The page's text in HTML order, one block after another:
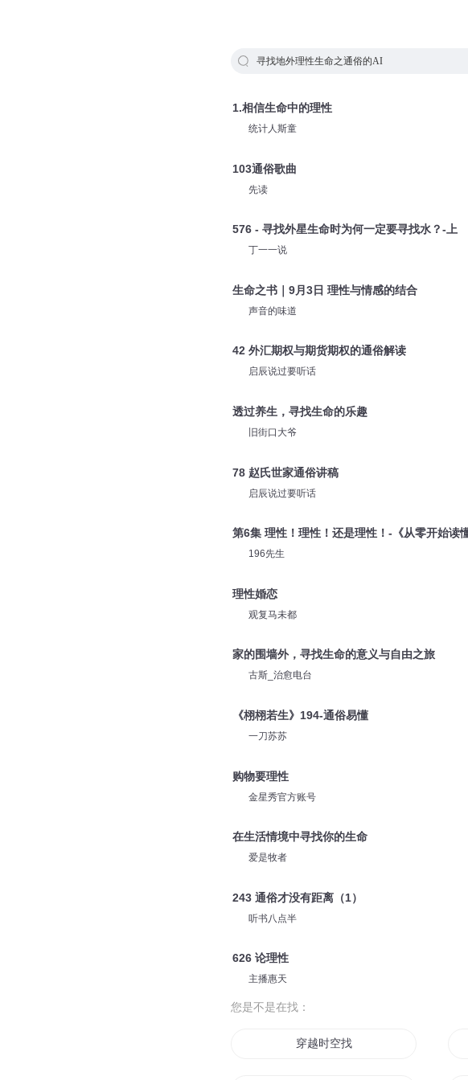
寻找地外理性生命之通俗的AI
1.相信生命中的理性
统计人斯童
103通俗歌曲
先读
576 - 寻找外星生命时为何一定要寻找水？-上
丁一一说
生命之书｜9月3日 理性与情感的结合
声音的味道
42 外汇期权与期货期权的通俗解读
启辰说过要听话
透过养生，寻找生命的乐趣
旧街口大爷
78 赵氏世家通俗讲稿
启辰说过要听话
第6集 理性！理性！还是理性！-《从零开始读
196先生
理性婚恋
观复马未都
家的围墙外，寻找生命的意义与自由之旅
古斯_治愈电台
《栩栩若生》194-通俗易懂
一刀苏苏
购物要理性
金星秀官方账号
在生活情境中寻找你的生命
爱是牧者
243 通俗才没有距离（1）
听书八点半
626 论理性
主播惠天
您是不是在找：
穿越时空找寻你